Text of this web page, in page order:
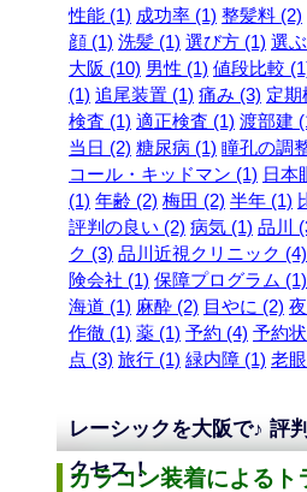
性能 (1) 成功率 (1) 整髪料 (2)
顔 (1) 洗髪 (1) 選び方 (1) 選
大阪 (10) 男性 (1) 値段比較
(1) 追尾装置 (1) 痛み (3) 定期
検査 (1) 適正検査 (1) 渡部建
当日 (2) 糖尿病 (1) 瞳孔の調
コール・キッドマン (1) 日本
(1) 年齢 (2) 梅田 (2) 半年 (1)
評判の良い (2) 病気 (1) 品川
ク (3) 品川近視クリニック (4)
険会社 (1) 保障プログラム (1)
海道 (1) 麻酔 (2) 目やに (2)
作徹 (1) 薬 (1) 予約 (4) 予約
点 (3) 旅行 (1) 緑内障 (1) 老
レーシックを大阪で♪ 評
クセス！
カラコン装着による